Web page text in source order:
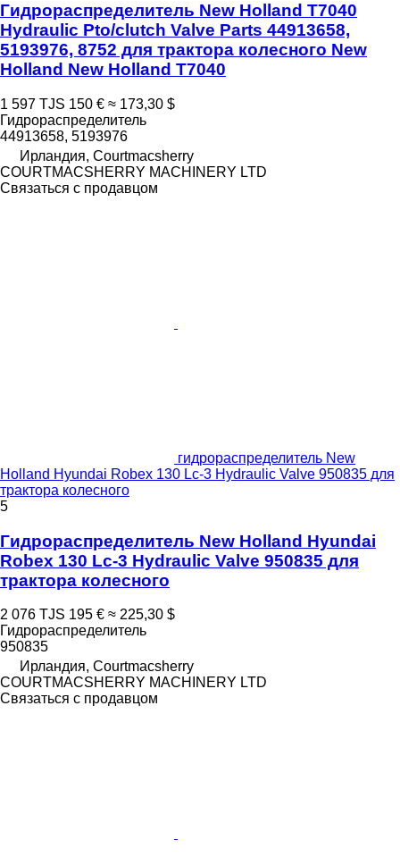
Гидрораспределитель New Holland T7040
Hydraulic Pto/clutch Valve Parts 44913658,
5193976, 8752 для трактора колесного New
Holland New Holland T7040
1 597 TJS 150 € ≈ 173,30 $
Гидрораспределитель
44913658, 5193976
Ирландия, Courtmacsherry
COURTMACSHERRY MACHINERY LTD
Связаться с продавцом
гидрораспределитель New
Holland Hyundai Robex 130 Lc-3 Hydraulic Valve 950835 для
трактора колесного
5
Гидрораспределитель New Holland Hyundai
Robex 130 Lc-3 Hydraulic Valve 950835 для
трактора колесного
2 076 TJS 195 € ≈ 225,30 $
Гидрораспределитель
950835
Ирландия, Courtmacsherry
COURTMACSHERRY MACHINERY LTD
Связаться с продавцом